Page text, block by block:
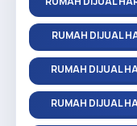
RUMAH DIJUAL
RUMAH DIJUAL
RUMAH DIJUAL